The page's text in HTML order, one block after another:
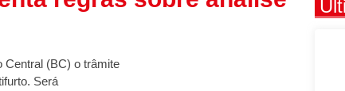
Central (BC) o trâmite
Será